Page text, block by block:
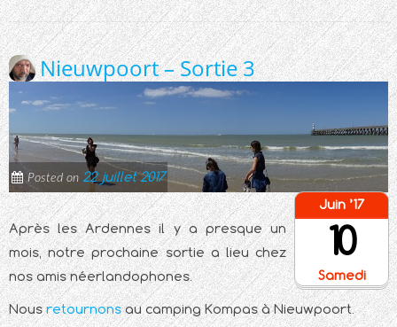
Nieuwpoort – Sortie 3
Posted on 22 juillet 2017
Samedi
Juin ’17
10
Après les Ardennes il y a presque un
mois, notre prochaine sortie a lieu chez
nos amis néerlandophones.
Nousretournonsau camping Kompas à Nieuwpoort.